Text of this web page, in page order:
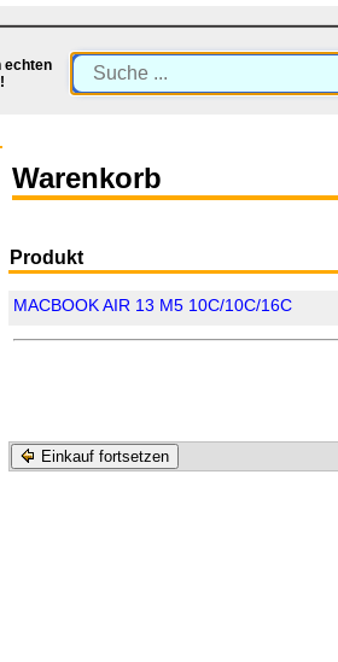
echten
Warenkorb
Produkt
MACBOOK AIR 13 M5 10C/10C/16C
Einkauf fortsetzen